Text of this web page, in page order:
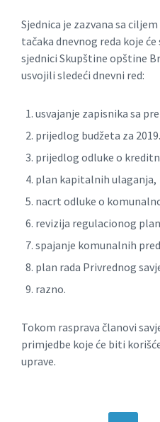
Sjednica je zazvana sa
tačaka dnevnog reda koje će
sjednici Skupštine opštine
usvojili sledeći dnevni red:
usvajanje zapisnika sa
prijedlog budžeta za
prijedlog odluke o
plan kapitalnih ulaganja,
nacrt odluke o
revizija regulacionog
spajanje komunalnih
plan rada Privrednog
razno.
Tokom rasprava članovi
primjedbe koje će biti
uprave.